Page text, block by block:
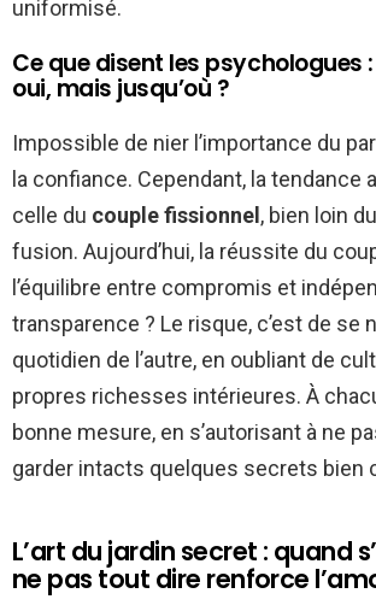
uniformisé.
Ce que disent les psychologues
oui, mais jusqu’où ?
Impossible de nier l’importance du
la confiance. Cependant, la tendance
celle du couple fissionnel, bien loin
fusion. Aujourd’hui, la réussite du
l’équilibre entre compromis et
transparence ? Le risque, c’est de se
quotidien de l’autre, en oubliant de
propres richesses intérieures. À
bonne mesure, en s’autorisant à ne
garder intacts quelques secrets bien
L’art du jardin secret : quand
ne pas tout dire renforce